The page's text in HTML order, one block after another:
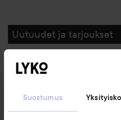
Suostumus
Uutuudet ja tarjoukset
Seuraa meitä
Asiakaspalvelu